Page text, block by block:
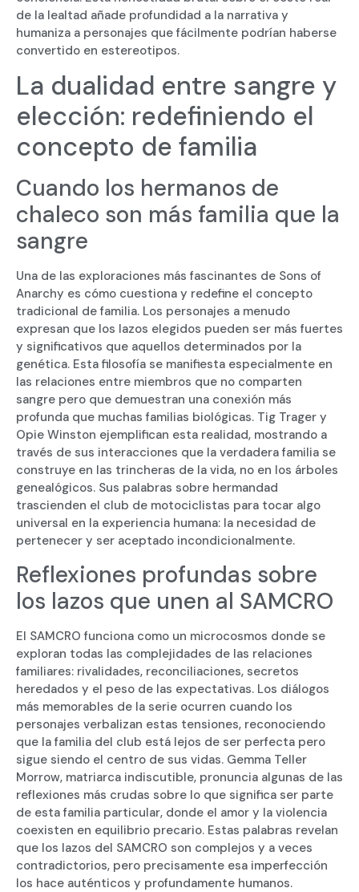
de la lealtad añade profundidad a la narrativa y
humaniza a personajes que fácilmente podrían haberse
convertido en estereotipos.
La dualidad entre sangre y
elección: redefiniendo el
concepto de familia
Cuando los hermanos de
chaleco son más familia que la
sangre
Una de las exploraciones más fascinantes de Sons of
Anarchy es cómo cuestiona y redefine el concepto
tradicional de familia. Los personajes a menudo
expresan que los lazos elegidos pueden ser más fuertes
y significativos que aquellos determinados por la
genética. Esta filosofía se manifiesta especialmente en
las relaciones entre miembros que no comparten
sangre pero que demuestran una conexión más
profunda que muchas familias biológicas. Tig Trager y
Opie Winston ejemplifican esta realidad, mostrando a
través de sus interacciones que la verdadera familia se
construye en las trincheras de la vida, no en los árboles
genealógicos. Sus palabras sobre hermandad
trascienden el club de motociclistas para tocar algo
universal en la experiencia humana: la necesidad de
pertenecer y ser aceptado incondicionalmente.
Reflexiones profundas sobre
los lazos que unen al SAMCRO
El SAMCRO funciona como un microcosmos donde se
exploran todas las complejidades de las relaciones
familiares: rivalidades, reconciliaciones, secretos
heredados y el peso de las expectativas. Los diálogos
más memorables de la serie ocurren cuando los
personajes verbalizan estas tensiones, reconociendo
que la familia del club está lejos de ser perfecta pero
sigue siendo el centro de sus vidas. Gemma Teller
Morrow, matriarca indiscutible, pronuncia algunas de las
reflexiones más crudas sobre lo que significa ser parte
de esta familia particular, donde el amor y la violencia
coexisten en equilibrio precario. Estas palabras revelan
que los lazos del SAMCRO son complejos y a veces
contradictorios, pero precisamente esa imperfección
los hace auténticos y profundamente humanos.